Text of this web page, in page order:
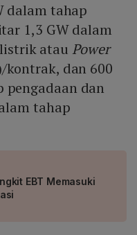
dalam tahap
1,3 GW dalam
atau Power
kontrak, dan 600
pengadaan dan
tahap
EBT Memasuki